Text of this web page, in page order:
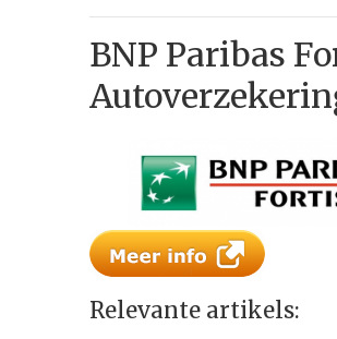
BNP Paribas
Relevante artikels: